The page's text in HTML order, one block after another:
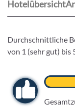
Hotelübersicht
Durchschnittliche
von 1 (sehr gut) bis